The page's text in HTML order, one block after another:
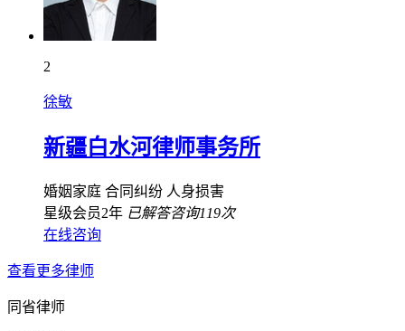
2
徐敏
新疆白水河律师事务所
婚姻家庭 合同纠纷 人身损害
星级会员2年 已解答咨询119次
在线咨询
查看更多律师
同省律师